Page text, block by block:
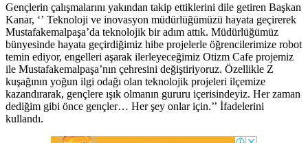
Gençlerin çalışmalarını yakından takip ettiklerini dile getiren Başkan
Kanar, ‘’ Teknoloji ve inovasyon müdürlüğümüzü hayata geçirerek
Mustafakemalpaşa’da teknolojik bir adım attık. Müdürlüğümüz
bünyesinde hayata geçirdiğimiz hibe projelerle öğrencilerimize robot
temin ediyor, engelleri aşarak ilerleyeceğimiz Otizm Cafe projemiz
ile Mustafakemalpaşa’nın çehresini değiştiriyoruz. Özellikle Z
kuşağının yoğun ilgi odağı olan teknolojik projeleri ilçemize
kazandırarak, gençlere ışık olmanın gururu içerisindeyiz. Her zaman
dediğim gibi önce gençler… Her şey onlar için.’’ İfadelerini
kullandı.